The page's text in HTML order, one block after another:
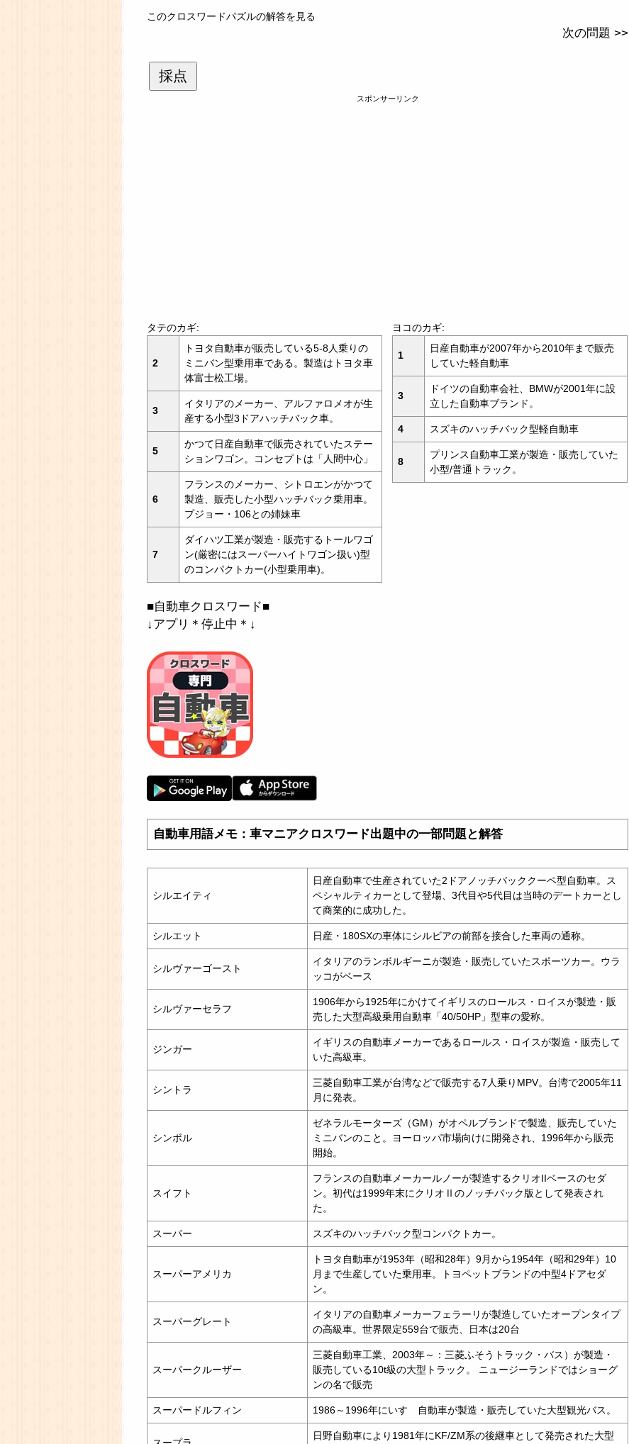
このクロスワードパズルの解答を見る
次の問題 >>
採点
スポンサーリンク
タテのカギ:
2
トヨタ自動車が販売している5-8人乗りの
ミニバン型乗用車である。製造はトヨタ車
体富士松工場。
3
イタリアのメーカー、アルファロメオが生
産する小型3ドアハッチバック車。
5
かつて日産自動車で販売されていたステー
ションワゴン。コンセプトは「人間中心」
6
フランスのメーカー、シトロエンがかつて
製造、販売した小型ハッチバック乗用車。
プジョー・106との姉妹車
7
ダイハツ工業が製造・販売するトールワゴ
ン(厳密にはスーパーハイトワゴン扱い)型
のコンパクトカー(小型乗用車)。
ヨコのカギ:
1
日産自動車が2007年から2010年まで販売
していた軽自動車
3
ドイツの自動車会社、BMWが2001年に設
立した自動車ブランド。
4 スズキのハッチバック型軽自動車
8
プリンス自動車工業が製造・販売していた
小型/普通トラック。
■自動車クロスワード■
↓アプリ＊停止中＊↓
自動車用語メモ：車マニアクロスワード出題中の一部問題と解答
シルエイティ
日産自動車で生産されていた2ドアノッチバッククーペ型自動車。ス
ペシャルティカーとして登場、3代目や5代目は当時のデートカーとし
て商業的に成功した。
シルエット 日産・180SXの車体にシルビアの前部を接合した車両の通称。
シルヴァーゴースト
イタリアのランボルギーニが製造・販売していたスポーツカー。ウラ
ッコがベース
シルヴァーセラフ
1906年から1925年にかけてイギリスのロールス・ロイスが製造・販
売した大型高級乗用自動車「40/50HP」型車の愛称。
ジンガー
イギリスの自動車メーカーであるロールス・ロイスが製造・販売して
いた高級車。
シントラ
三菱自動車工業が台湾などで販売する7人乗りMPV。台湾で2005年11
月に発表。
シンボル
ゼネラルモーターズ（GM）がオペルブランドで製造、販売していた
ミニバンのこと。ヨーロッパ市場向けに開発され、1996年から販売
開始。
スイフト
フランスの自動車メーカールノーが製造するクリオIIベースのセダ
ン。初代は1999年末にクリオⅡのノッチバック版として発表され
た。
スーパー スズキのハッチバック型コンパクトカー。
スーパーアメリカ
トヨタ自動車が1953年（昭和28年）9月から1954年（昭和29年）10
月まで生産していた乗用車。トヨペットブランドの中型4ドアセダ
ン。
スーパーグレート
イタリアの自動車メーカーフェラーリが製造していたオープンタイプ
の高級車。世界限定559台で販売、日本は20台
スーパークルーザー
三菱自動車工業、2003年～：三菱ふそうトラック・バス）が製造・
販売している10t級の大型トラック。 ニュージーランドではショーグ
ンの名で販売
スーパードルフィン 1986～1996年にいすゞ自動車が製造・販売していた大型観光バス。
日野自動車により1981年にKF/ZM系の後継車として発売された大型